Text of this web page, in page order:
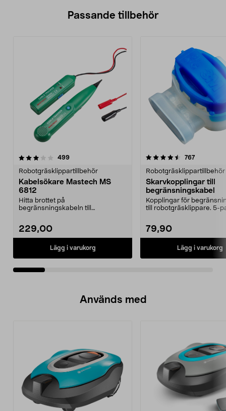
Passande tillbehör
499recensioner
Robotgräsklippartillbehör
Kabelsökare Mastech MS
6812
Hitta brottet på
begränsningskabeln till
229,00
Lägg i varukorg
4.5av 5 stjärnor 767
Robotgräsklippartillbehör
Skarvkopplingar till
begränsningskabel
Kopplingar för
till robotgräsklippare. 5-
79,90
Lägg i varukorg
4.5av 5 stjärnor
Används med